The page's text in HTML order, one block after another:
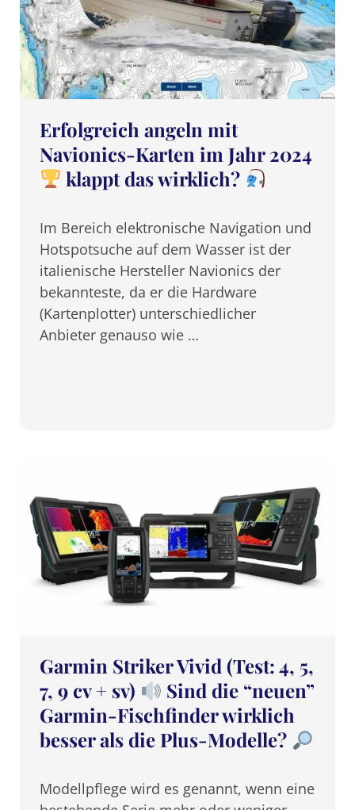
Erfolgreich angeln mit
Navionics-Karten im Jahr 2024
klappt das wirklich?
Im Bereich elektronische Navigation und
Hotspotsuche auf dem Wasser ist der
italienische Hersteller Navionics der
bekannteste, da er die Hardware
(Kartenplotter) unterschiedlicher
Anbieter genauso wie …
Garmin Striker Vivid (Test: 4, 5,
7, 9 cv + sv)
Sind die “neuen”
Garmin-Fischfinder wirklich
besser als die Plus-Modelle?
Modellpflege wird es genannt, wenn eine